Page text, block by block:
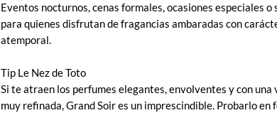
Eventos nocturnos, cenas formales, ocasiones especiales o
para quienes disfrutan de fragancias ambaradas con
atemporal.
Tip Le Nez de Toto
Si te atraen los perfumes elegantes, envolventes y con una
muy refinada, Grand Soir es un imprescindible. Probarlo en